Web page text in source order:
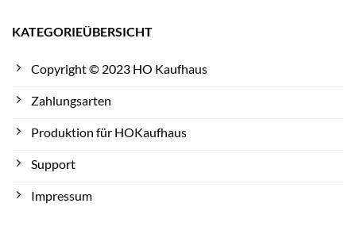
KATEGORIEÜBERSICHT
Copyright © 2023 HO Kaufhaus
Zahlungsarten
Produktion für HOKaufhaus
Support
Impressum